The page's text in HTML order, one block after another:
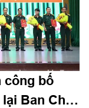
công bố
Ban Chỉ